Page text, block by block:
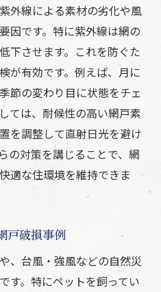
外線による素材の劣化や風
因です。特に紫外線は網の
下させます。これを防ぐた
が有効です。例えば、月に
節の変わり目に状態をチェ
ては、耐候性の高い網戸素
を調整して直射日光を避け
の対策を講じることで、網
適な住環境を維持できま
戸破損事例
、台風・強風などの自然災
す。特にペットを飼ってい